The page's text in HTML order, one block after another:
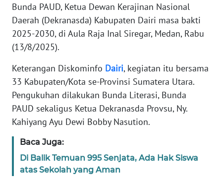
Bunda PAUD, Ketua Dewan Kerajinan Nasional
Daerah (Dekranasda) Kabupaten Dairi masa bakti
2025-2030, di Aula Raja Inal Siregar, Medan, Rabu
(13/8/2025).
Keterangan Diskominfo Dairi, kegiatan itu bersama
33 Kabupaten/Kota se-Provinsi Sumatera Utara.
Pengukuhan dilakukan Bunda Literasi, Bunda
PAUD sekaligus Ketua Dekranasda Provsu, Ny.
Kahiyang Ayu Dewi Bobby Nasution.
Baca Juga:
Di Balik Temuan 995 Senjata, Ada Hak Siswa
atas Sekolah yang Aman
KARIR
DISCLAIMER
News
Regional
WN
WN